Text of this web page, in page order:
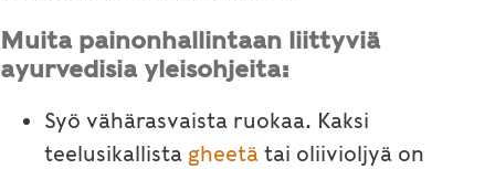
Muita painonhallintaan liittyviä
ayurvedisia yleisohjeita:
Syö vähärasvaista ruokaa. Kaksi
teelusikallista gheetä tai oliivioljyä on